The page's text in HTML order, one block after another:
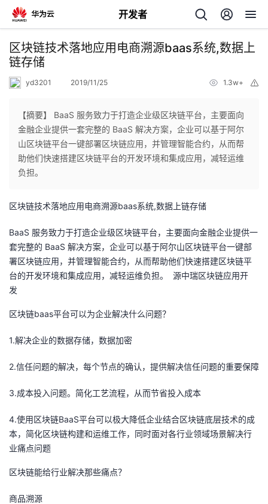
开发者
返
回
个
人
主
页
我
的
开
发
者
我
的
我
坛
圈
的
我
我
区块链技术落地应用电商溯源baas系统,数据上
链存储
yd3201 2019/11/25 1.3w+
【摘要】 BaaS 服务致力于打造企业级区块链平台，主要面向
金融企业提供一套完整的 BaaS 解决方案，企业可以基于阿尔
山区块链平台一键部署区块链应用，并管理智能合约，从而帮
助他们快速搭建区块链平台的开发环境和集成应用，减轻运维
负担。
区块链技术落地应用电商溯源baas系统,数据上链存储
BaaS 服务致力于打造企业级区块链平台，主要面向金融企业提供一
套完整的 BaaS 解决方案，企业可以基于阿尔山区块链平台一键部
署区块链应用，并管理智能合约，从而帮助他们快速搭建区块链平
台的开发环境和集成应用，减轻运维负担。 源中瑞区块链应用开
发
区块链baas平台可以为企业解决什么问题？
1.解决企业的数据存储，数据加密
2.信任问题的解决，每个节点的确认，提供解决信任问题的重要保障
3.成本投入问题。简化工艺流程，从而节省投入成本
4.使用区块链BaaS平台可以极大降低企业结合区块链底层技术的成
本，简化区块链构建和运维工作，同时面对各行业领域场景解决行
业痛点问题
区块链能给行业解决那些痛点？
商品溯源